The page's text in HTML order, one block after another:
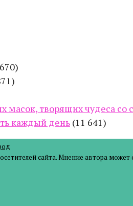
масок, творящих чудеса
каждый день (11 641)
сайта. Мнение автора может